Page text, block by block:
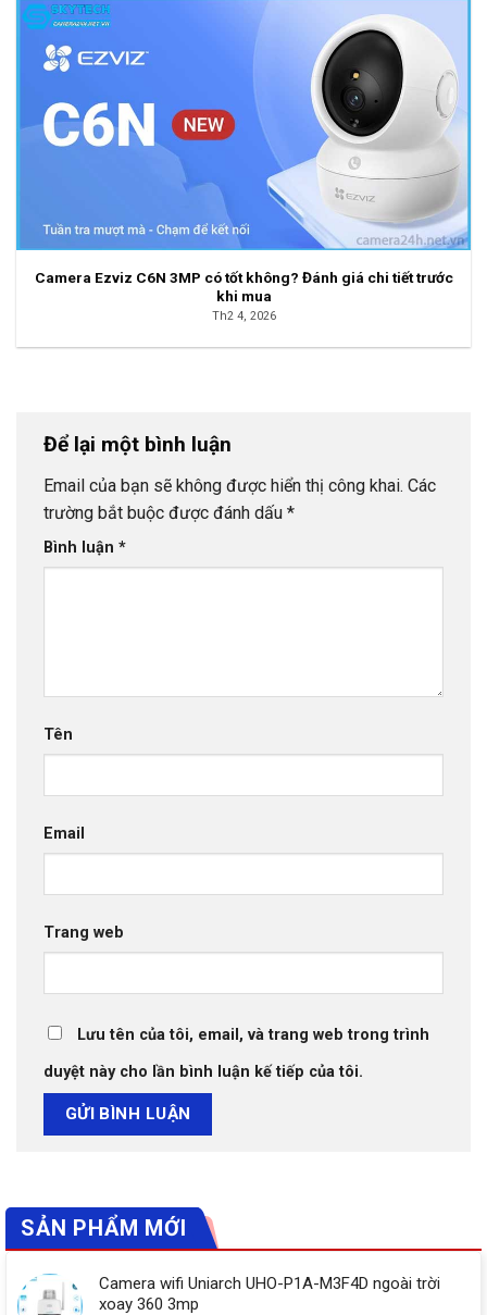
Camera Ezviz C6N 3MP có tốt không? Đánh giá chi tiết trước
khi mua
Th2 4, 2026
Để lại một bình luận
Email của bạn sẽ không được hiển thị công khai. Các
trường bắt buộc được đánh dấu *
Bình luận *
Tên
Email
Trang web
Lưu tên của tôi, email, và trang web trong trình
duyệt này cho lần bình luận kế tiếp của tôi.
SẢN PHẨM MỚI
Camera wifi Uniarch UHO-P1A-M3F4D ngoài trời
xoay 360 3mp